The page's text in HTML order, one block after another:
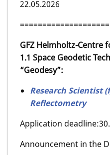
22.05.2026
GFZ Helmholtz-Centre
1.1 Space Geodetic
“Geodesy”:
Research Scientist
Reflectometry
Application
Announcement in the